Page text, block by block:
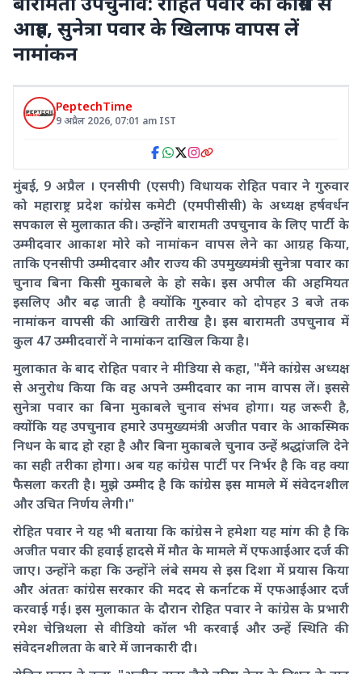
आग्रह, सुनेत्रा पवार के खिलाफ वापस लें
नामांकन
PeptechTime
9 अप्रैल 2026, 07:01 am IST
मुंबई, 9 अप्रैल । एनसीपी (एसपी) विधायक रोहित पवार ने गुरुवार
को महाराष्ट्र प्रदेश कांग्रेस कमेटी (एमपीसीसी) के अध्यक्ष हर्षवर्धन
सपकाल से मुलाकात की। उन्होंने बारामती उपचुनाव के लिए पार्टी के
उम्मीदवार आकाश मोरे को नामांकन वापस लेने का आग्रह किया,
ताकि एनसीपी उम्मीदवार और राज्य की उपमुख्यमंत्री सुनेत्रा पवार का
चुनाव बिना किसी मुकाबले के हो सके। इस अपील की अहमियत
इसलिए और बढ़ जाती है क्योंकि गुरुवार को दोपहर 3 बजे तक
नामांकन वापसी की आखिरी तारीख है। इस बारामती उपचुनाव में
कुल 47 उम्मीदवारों ने नामांकन दाखिल किया है।
मुलाकात के बाद रोहित पवार ने मीडिया से कहा, "मैंने कांग्रेस अध्यक्ष
से अनुरोध किया कि वह अपने उम्मीदवार का नाम वापस लें। इससे
सुनेत्रा पवार का बिना मुकाबले चुनाव संभव होगा। यह जरूरी है,
क्योंकि यह उपचुनाव हमारे उपमुख्यमंत्री अजीत पवार के आकस्मिक
निधन के बाद हो रहा है और बिना मुकाबले चुनाव उन्हें श्रद्धांजलि देने
का सही तरीका होगा। अब यह कांग्रेस पार्टी पर निर्भर है कि वह क्या
फैसला करती है। मुझे उम्मीद है कि कांग्रेस इस मामले में संवेदनशील
और उचित निर्णय लेगी।"
रोहित पवार ने यह भी बताया कि कांग्रेस ने हमेशा यह मांग की है कि
अजीत पवार की हवाई हादसे में मौत के मामले में एफआईआर दर्ज की
जाए। उन्होंने कहा कि उन्होंने लंबे समय से इस दिशा में प्रयास किया
और अंततः कांग्रेस सरकार की मदद से कर्नाटक में एफआईआर दर्ज
करवाई गई। इस मुलाकात के दौरान रोहित पवार ने कांग्रेस के प्रभारी
रमेश चेन्निथला से वीडियो कॉल भी करवाई और उन्हें स्थिति की
संवेदनशीलता के बारे में जानकारी दी।